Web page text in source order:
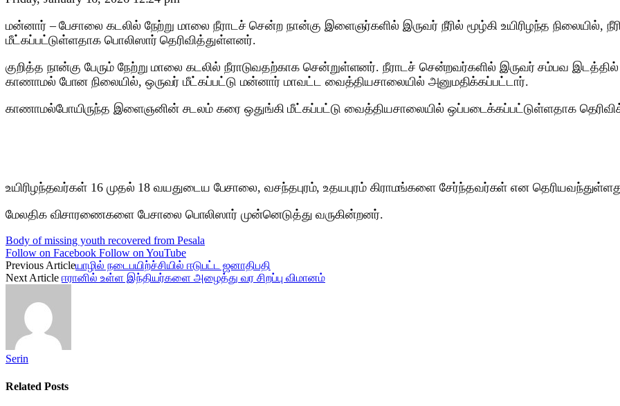
மன்னார் – பேசாலை கடலில் நேற்று மாலை நீராடச் சென்ற நான்கு இளைஞர்களில் இருவர் நீரில் மூழ்கி உயிரிழந்த
மீட்கப்பட்டுள்ளதாக பொலிஸார் தெரிவித்துள்ளனர்.
குறித்த நான்கு பேரும் நேற்று மாலை கடலில் நீராடுவதற்காக சென்றுள்ளனர். நீராடச் சென்றவர்களில் இருவர் சம்பவ இடத்தில்
காணாமல் போன நிலையில், ஒருவர் மீட்கப்பட்டு மன்னார் மாவட்ட வைத்தியசாலையில் அனுமதிக்கப்பட்டார்.
காணாமல்போயிருந்த இளைஞனின் சடலம் கரை ஒதுங்கி மீட்கப்பட்டு வைத்தியசாலையில் ஒப்படைக்கப்பட்டுள்ளதாக
உயிரிழந்தவர்கள் 16 முதல் 18 வயதுடைய பேசாலை, வசந்தபுரம், உதயபுரம் கிராமங்களை சேர்ந்தவர்கள் என
மேலதிக விசாரணைகளை பேசாலை பொலிஸார் முன்னெடுத்து வருகின்றனர்.
Body of missing youth recovered from Pesala
Follow on Facebook Follow on YouTube
Previous Articleயாழில் நடைபயிற்ச்சியில் ஈடுபட்ட ஜனாதிபதி
Next Article ஈரானில் உள்ள இந்தியர்களை அழைத்து வர சிறப்பு விமானம்
Serin
Related Posts